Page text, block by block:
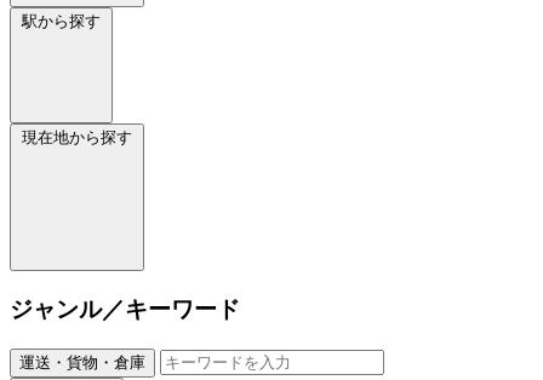
駅から探す
現在地から探す
ジャンル／キーワード
運送・貨物・倉庫